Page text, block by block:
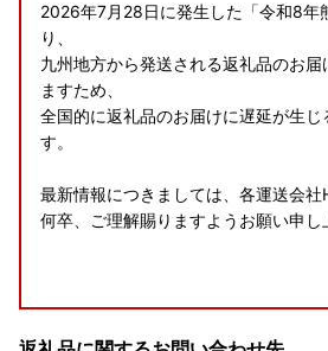
2026年7月28日に発生した「令和8年
り、
九州地方から発送される返礼品のお届
ますため、
全国的に返礼品のお届けに遅延が生じ
す。
最新情報につきましては、各運送会社
何卒、ご理解賜りますようお願い申し